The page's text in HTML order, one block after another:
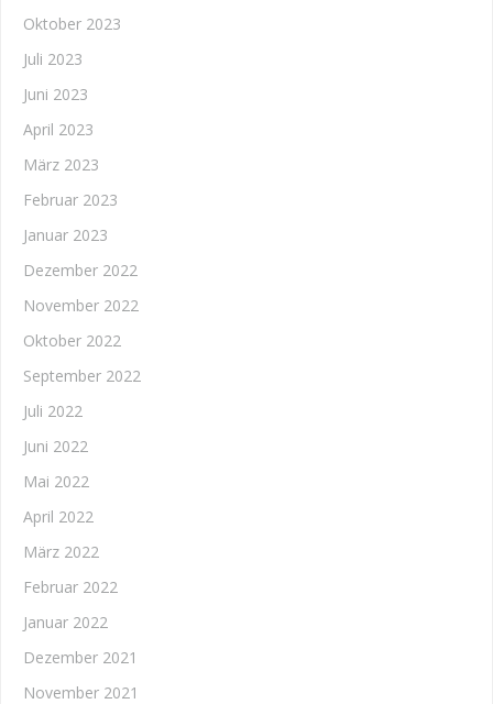
Oktober 2023
Juli 2023
Juni 2023
April 2023
März 2023
Februar 2023
Januar 2023
Dezember 2022
November 2022
Oktober 2022
September 2022
Juli 2022
Juni 2022
Mai 2022
April 2022
März 2022
Februar 2022
Januar 2022
Dezember 2021
November 2021